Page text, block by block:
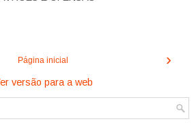
›
Página inicial
versão para a web